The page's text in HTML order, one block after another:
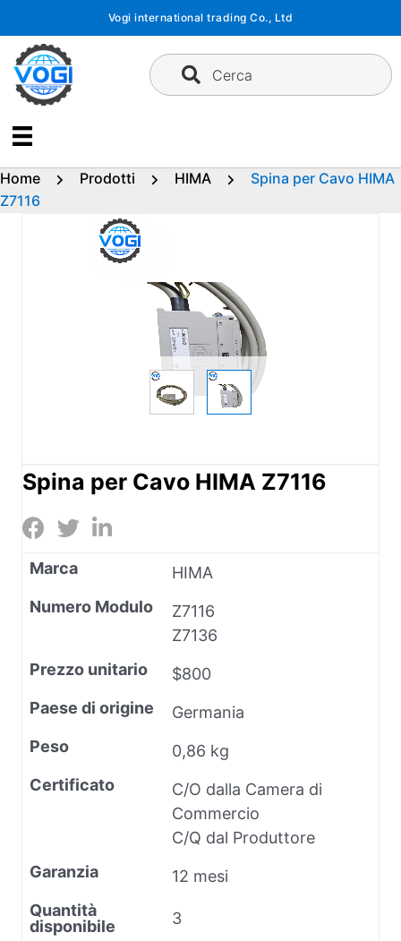
contenuto
Vogi international trading Co., Ltd
Cerca
Home Prodotti HIMA
Spina per Cavo HIMA
Z7116
Spina per Cavo HIMA Z7116
Marca
HIMA
Numero Modulo
Z7116
Z7136
Prezzo unitario
$800
Paese di origine
Germania
Peso
0,86 kg
Certificato
C/O dalla Camera di
Commercio
C/Q dal Produttore
Garanzia
12 mesi
Quantità
disponibile
3